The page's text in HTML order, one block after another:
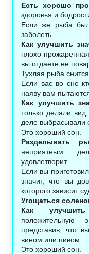
Есть хорошо
здоровья и
Если же рыба
заболеть.
Как улучшить
плохо
вы отдаете ее
Тухлая рыба
Если вас во сне
наяву вам
Как улучшить
только делали
деле выбрасывали
Это хороший сон.
Разделывать
неприятным
удовлетворит.
Если вы
значит, что вы
которого зависит
Угощаться
Как
положительную
представив, что
вином или пивом.
Это хороший сон.